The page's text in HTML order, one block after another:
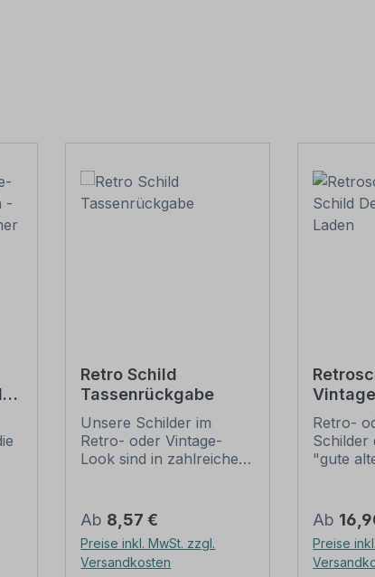
Retro Schild
Tassenrückgabe
Unsere Schilder im
Retro- oder Vintage-
Look sind in zahlreichen
Textinhalten, die je nach
Artikel individuallisiert
werden können. Die
Patina (Kratzer und
Regulärer Preis:
Ab 8,57 €
Preise inkl. MwSt. zzgl.
Versandkosten
Tante
Retro-
Schilder
"gute
großer
diese
nur
nur zu
Ab
Preise